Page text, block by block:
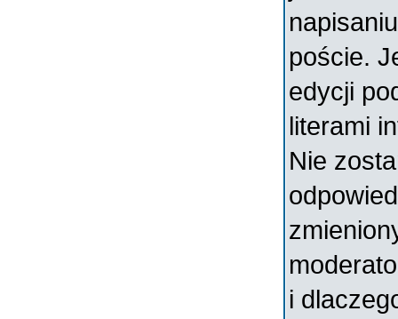
poście.
edycji
literami
Nie
i